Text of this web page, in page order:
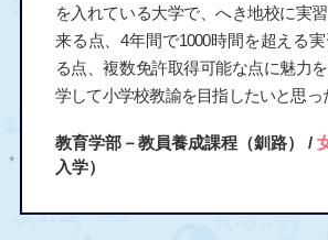
を入れている大学で、へき地校に実
来る点、4年間で1000時間を超える
る点、複数免許取得可能な点に魅力
学して小学校教諭を目指したいと思っ
教育学部－教員養成課程（釧路） /
入学）